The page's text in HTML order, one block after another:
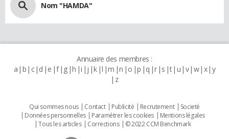
Nom "HAMDA"
Annuaire des membres :
a b c d e f g h i j k l m n o p q r s t u v w x y
z
Qui sommes nous Contact Publicité Recrutement
Societé
Données personnelles
Paramétrer les cookies
Mentions légales
Tous les articles
Corrections © 2022 CCM Benchmark